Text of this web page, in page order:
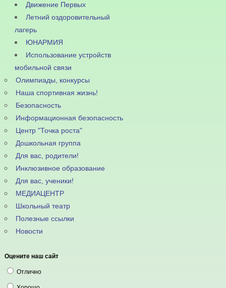
Движение Первых
Летний оздоровительный
лагерь
ЮНАРМИЯ
Использование устройств
мобильной связи
Олимпиады, конкурсы
Наша спортивная жизнь!
Безопасность
Информационная безопасность
Центр "Точка роста"
Дошкольная группа
Для вас, родители!
Инклюзивное образование
Для вас, ученики!
МЕДИАЦЕНТР
Школьный театр
Полезные ссылки
Новости
Оцените наш сайт
Отлично